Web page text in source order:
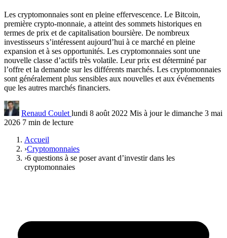
Les cryptomonnaies sont en pleine effervescence. Le Bitcoin,
première crypto-monnaie, a atteint des sommets historiques en
termes de prix et de capitalisation boursière. De nombreux
investisseurs s’intéressent aujourd’hui à ce marché en pleine
expansion et à ses opportunités. Les cryptomonnaies sont une
nouvelle classe d’actifs très volatile. Leur prix est déterminé par
l’offre et la demande sur les différents marchés. Les cryptomonnaies
sont généralement plus sensibles aux nouvelles et aux événements
que les autres marchés financiers.
Renaud Coulet lundi 8 août 2022 Mis à jour le dimanche 3 mai
2026 7 min de lecture
Accueil
›Cryptomonnaies
›6 questions à se poser avant d’investir dans les
cryptomonnaies